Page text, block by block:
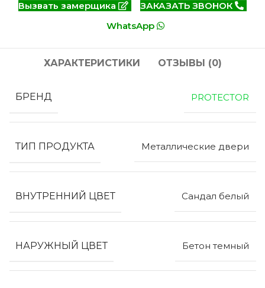
Вызвать замерщика
ЗАКАЗАТЬ ЗВОНОК
WhatsApp
ХАРАКТЕРИСТИКИ ОТЗЫВЫ (0)
БРЕНД PROTECTOR
ТИП ПРОДУКТА Металлические двери
ВНУТРЕННИЙ ЦВЕТ Сандал белый
НАРУЖНЫЙ ЦВЕТ Бетон темный